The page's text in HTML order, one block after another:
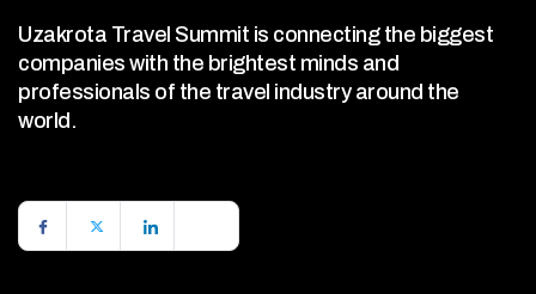
Uzakrota Travel Summit is connecting the biggest
companies with the brightest minds and
professionals of the travel industry around the
world.